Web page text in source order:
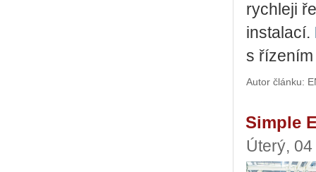
rych­le­ji
in­sta­la­cí.
s
Autor článku:
Simple
Úterý,